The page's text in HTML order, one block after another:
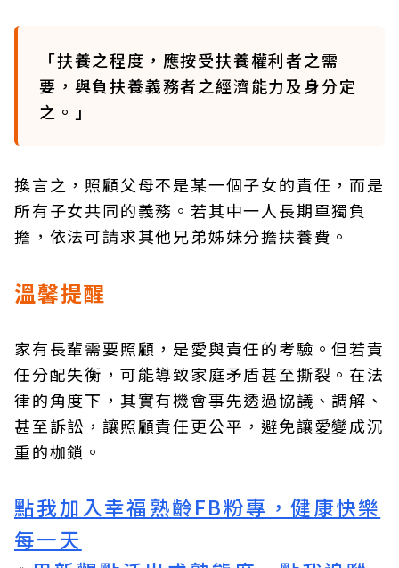
「扶養之程度，應按受扶養權利者之需
要，與負扶養義務者之經濟能力及身分定
之。」
換言之，照顧父母不是某一個子女的責任，而是
所有子女共同的義務。若其中一人長期單獨負
擔，依法可請求其他兄弟姊妹分擔扶養費。
溫馨提醒
家有長輩需要照顧，是愛與責任的考驗。但若責
任分配失衡，可能導致家庭矛盾甚至撕裂。在法
律的角度下，其實有機會事先透過協議、調解、
甚至訴訟，讓照顧責任更公平，避免讓愛變成沉
重的枷鎖。
點我加入幸福熟齡FB粉專，健康快樂
每一天